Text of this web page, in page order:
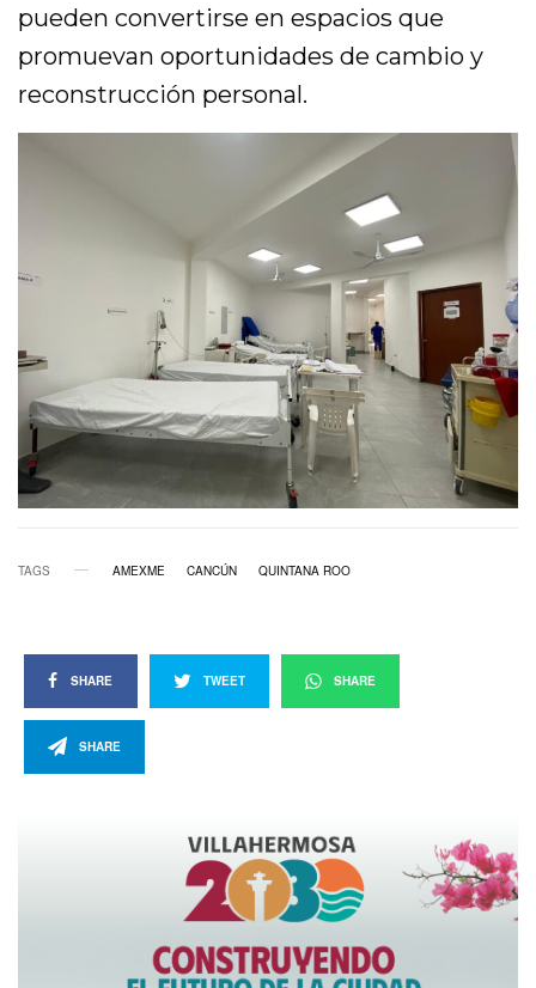
pueden convertirse en espacios que
promuevan oportunidades de cambio y
reconstrucción personal.
TAGS AMEXME CANCÚN QUINTANA ROO
SHARE TWEET SHARE
SHARE